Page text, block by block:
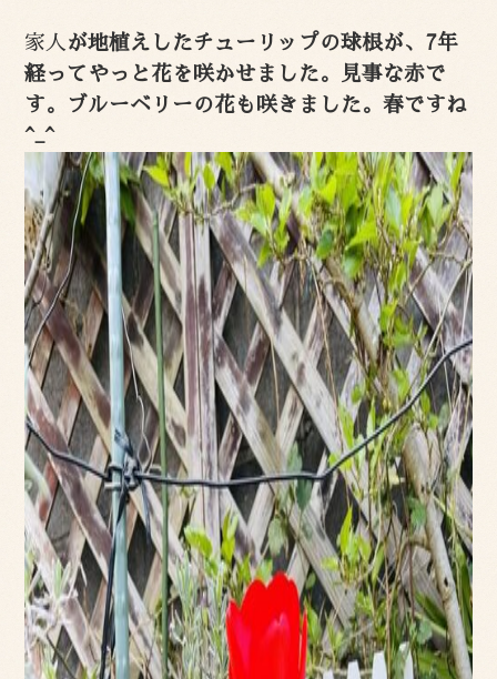
家人 が地植えしたチューリップの球根が、7年
経ってやっと花を咲かせました。見事な赤で
す。ブルーベリーの花も咲きました。春ですね
^_^